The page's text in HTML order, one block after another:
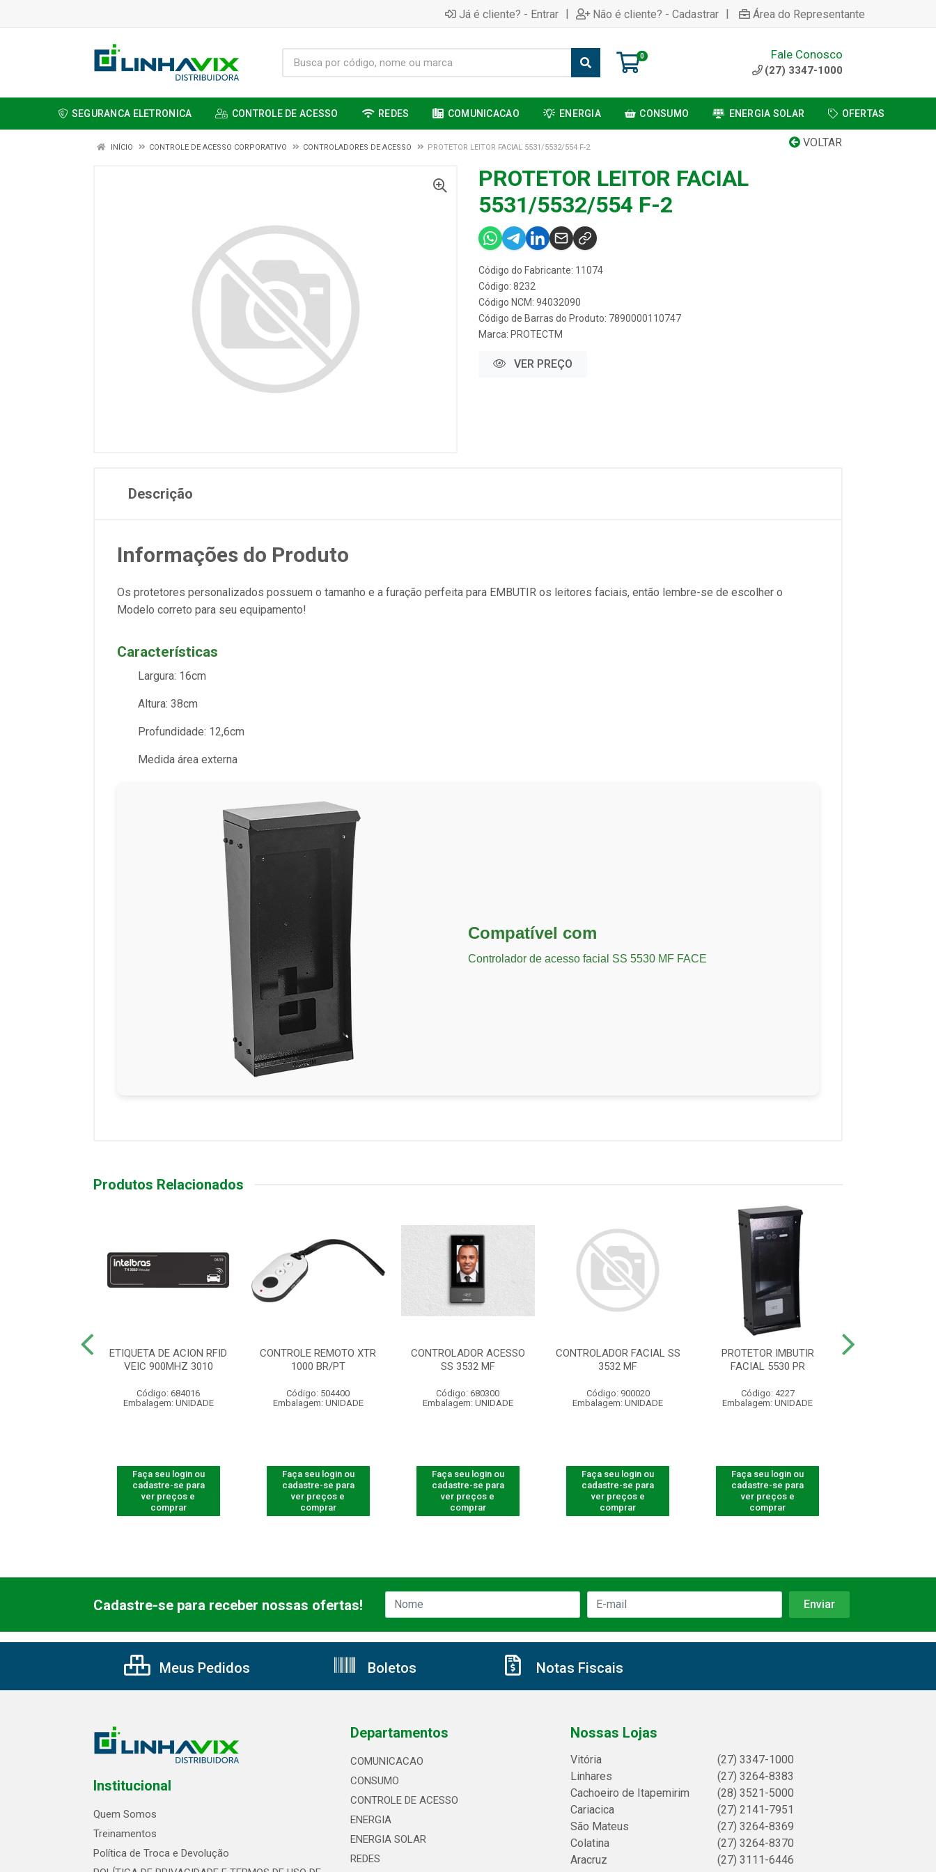
Já é cliente? - Entrar | Não é cliente? - Cadastrar | Área do Representante
0 Fale Conosco
(27) 3347-1000
SEGURANCA ELETRONICA CONTROLE DE ACESSO REDES COMUNICACAO ENERGIA CONSUMO ENERGIA SOLAR OFERTAS
VOLTAR
INÍCIO CONTROLE DE ACESSO CORPORATIVO CONTROLADORES DE ACESSO PROTETOR LEITOR FACIAL 5531/5532/554 F-2
PROTETOR LEITOR FACIAL
5531/5532/554 F-2
Código do Fabricante: 11074
Código: 8232
Código NCM: 94032090
Código de Barras do Produto: 7890000110747
Marca: PROTECTM
VER PREÇO
Descrição
Informações do Produto
Os protetores personalizados possuem o tamanho e a furação perfeita para EMBUTIR os leitores faciais, então lembre-se de escolher o
Modelo correto para seu equipamento!
Características
Largura: 16cm
Altura: 38cm
Profundidade: 12,6cm
Medida área externa
Compatível com
Controlador de acesso facial SS 5530 MF FACE
Produtos Relacionados
ETIQUETA DE ACION RFID
VEIC 900MHZ 3010
Código: 684016
Embalagem: UNIDADE
Faça seu login ou
cadastre-se para
ver preços e
comprar
CONTROLE REMOTO XTR
1000 BR/PT
Código: 504400
Embalagem: UNIDADE
Faça seu login ou
cadastre-se para
ver preços e
comprar
CONTROLADOR ACESSO
SS 3532 MF
Código: 680300
Embalagem: UNIDADE
Faça seu login ou
cadastre-se para
ver preços e
comprar
CONTROLADOR FACIAL SS
3532 MF
Código: 900020
Embalagem: UNIDADE
Faça seu login ou
cadastre-se para
ver preços e
comprar
PROTETOR IMBUTIR
FACIAL 5530 PR
Código: 4227
Embalagem: UNIDADE
Faça seu login ou
cadastre-se para
ver preços e
comprar
Cadastre-se para receber nossas ofertas!
Meus Pedidos Boletos Notas Fiscais
Institucional
Quem Somos
Treinamentos
Política de Troca e Devolução
Departamentos
COMUNICACAO
CONSUMO
CONTROLE DE ACESSO
ENERGIA
ENERGIA SOLAR
REDES
Nossas Lojas
Vitória
(27) 3347-1000
Linhares
(27) 3264-8383
Cachoeiro de Itapemirim
(28) 3521-5000
Cariacica
(27) 2141-7951
São Mateus
(27) 3264-8369
Colatina
(27) 3264-8370
Aracruz
(27) 3111-6446